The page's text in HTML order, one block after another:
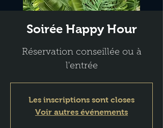
Soirée Happy Hour
Réservation conseillée ou à
l'entrée
Les inscriptions sont closes
Voir autres événements